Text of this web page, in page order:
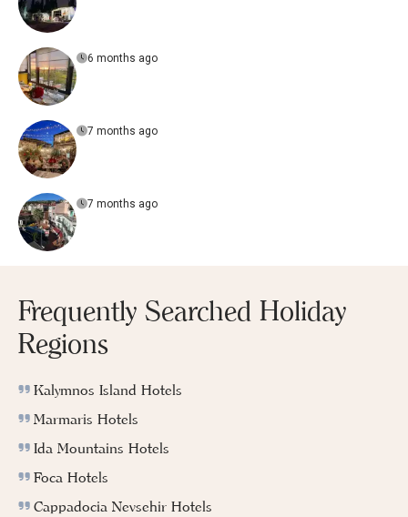
6 months ago
7 months ago
7 months ago
Frequently Searched Holiday
Regions
Kalymnos Island Hotels
Marmaris Hotels
Ida Mountains Hotels
Foca Hotels
Cappadocia Nevsehir Hotels